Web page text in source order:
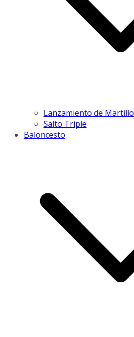
Lanzamiento de Martillo
Salto Triple
Baloncesto